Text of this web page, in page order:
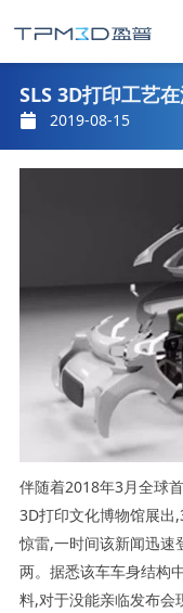
至
内
SLS 3D打印工艺
2019-08-15
伴随着2018年3月全球
3D打印文化博物馆展出
惊雷,一时间该新闻迅速
两。据悉该车车身结构
料,对于没能亲临发布会